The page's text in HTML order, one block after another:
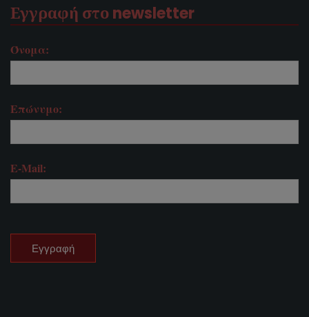
Εγγραφή στο newsletter
Όνομα:
Επώνυμο:
E-Mail: